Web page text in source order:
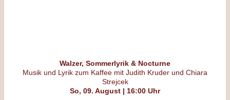
Walzer, Sommerlyrik & Nocturne
Musik und Lyrik zum Kaffee mit Judith Kruder und Chiara
Strejcek
So, 09. August | 16:00 Uhr